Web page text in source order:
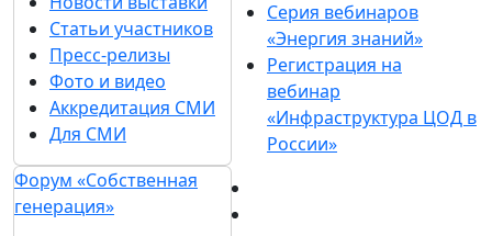
Статьи участников
Пресс-релизы
Фото и видео
Аккредитация СМИ
Для СМИ
Форум «Собственная
генерация»
Серия вебинаров
«Энергия знаний»
Регистрация на
вебинар
«Инфраструктура ЦОД в
России»